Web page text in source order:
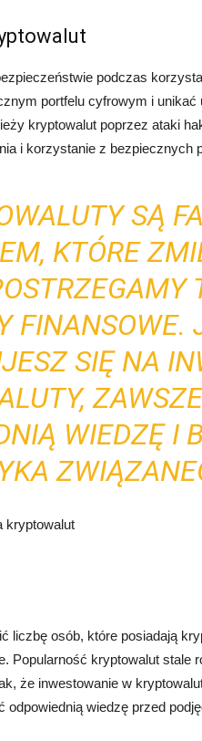
podczas
portfelu cyfrowym i
kryptowalut poprzez ataki
i korzystanie z bezpiecznych
SĄ
KTÓRE
FINANSOWE.
SIĘ NA
WIEDZĘ I
kryptowalut
liczbę osób, które posiadają
Popularność kryptowalut stale
że inwestowanie w
odpowiednią wiedzę przed